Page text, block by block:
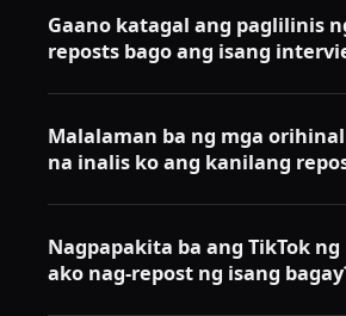
Gaano katagal ang paglilinis
reposts bago ang isang
500+ na entry ay maaaring ma-clear
minuto sa desktop. Ang manual na
Malalaman ba ng mga
na inalis ko ang kanilang
operasyon. Ang orihinal na creator
makakatanggap ng anumang
Nagpapakita ba ang TikTok
ako nag-repost ng isang